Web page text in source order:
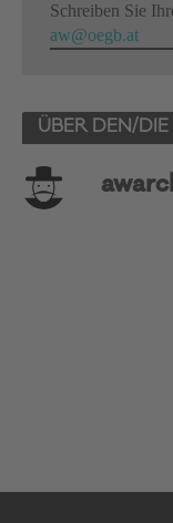
Schreiben Sie
aw@oegb.at
ÜBER DEN/DIE